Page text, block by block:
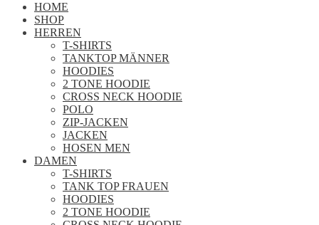
HOME
SHOP
HERREN
T-SHIRTS
TANKTOP MÄNNER
HOODIES
2 TONE HOODIE
CROSS NECK HOODIE
POLO
ZIP-JACKEN
JACKEN
HOSEN MEN
DAMEN
T-SHIRTS
TANK TOP FRAUEN
HOODIES
2 TONE HOODIE